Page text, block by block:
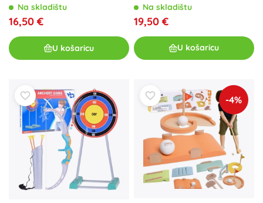
Na skladištu
16,50 €
U košaricu
Na skladištu
19,50 €
U košaricu
-4%